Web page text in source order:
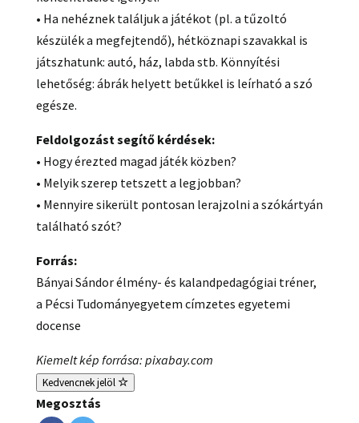
• Ha nehéznek találjuk a játékot (pl. a tűzoltó
készülék a megfejtendő), hétköznapi szavakkal is
játszhatunk: autó, ház, labda stb. Könnyítési
lehetőség: ábrák helyett betűkkel is leírható a szó
egésze.
Feldolgozást segítő kérdések:
• Hogy érezted magad játék közben?
• Melyik szerep tetszett a legjobban?
• Mennyire sikerült pontosan lerajzolni a szókártyán
található szót?
Forrás:
Bányai Sándor élmény- és kalandpedagógiai tréner,
a Pécsi Tudományegyetem címzetes egyetemi
docense
Kiemelt kép forrása: pixabay.com
Kedvencnek jelöl
Megosztás